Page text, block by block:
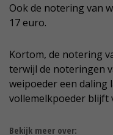
Ook de notering van
17 euro.
Kortom, de notering
terwijl de noteringen
weipoeder een daling
vollemelkpoeder blijft
Bekijk meer over: